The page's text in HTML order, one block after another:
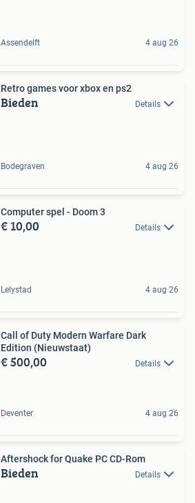
Assendelft 4 aug 26
Retro games voor xbox en ps2
Bieden Details
Bodegraven 4 aug 26
Computer spel - Doom 3
€ 10,00 Details
Lelystad 4 aug 26
Call of Duty Modern Warfare Dark
Edition (Nieuwstaat)
€ 500,00 Details
Deventer 4 aug 26
Aftershock for Quake PC CD-Rom
Bieden Details